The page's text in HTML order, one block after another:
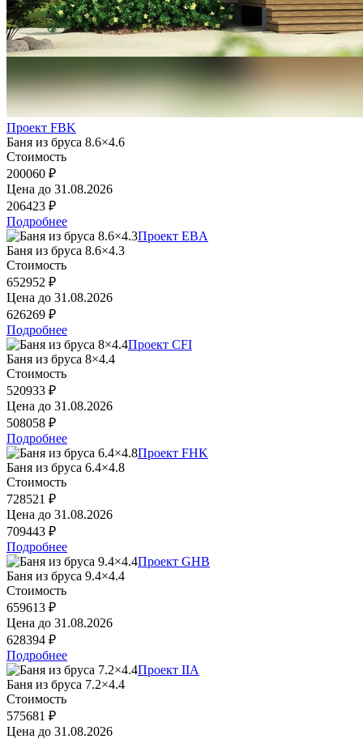
Проект FBK
Баня из бруса 8.6×4.6
Стоимость
200060 ₽
Цена до 31.08.2026
206423 ₽
Подробнее
Проект EBA
Баня из бруса 8.6×4.3
Стоимость
652952 ₽
Цена до 31.08.2026
626269 ₽
Подробнее
Проект CFI
Баня из бруса 8×4.4
Стоимость
520933 ₽
Цена до 31.08.2026
508058 ₽
Подробнее
Проект FHK
Баня из бруса 6.4×4.8
Стоимость
728521 ₽
Цена до 31.08.2026
709443 ₽
Подробнее
Проект GHB
Баня из бруса 9.4×4.4
Стоимость
659613 ₽
Цена до 31.08.2026
628394 ₽
Подробнее
Проект IIA
Баня из бруса 7.2×4.4
Стоимость
575681 ₽
Цена до 31.08.2026